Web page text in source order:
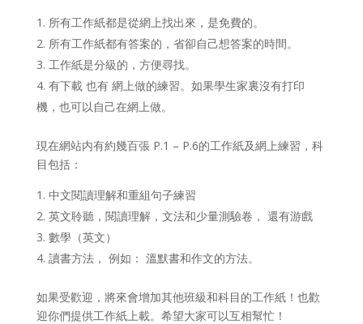
所有工作紙都是從網上找出來，是免費的。
所有工作紙都有答案的，省卻自己想答案的時間。
工作紙是分級的，方便尋找。
有下載 也有 網上做的練習。如果學生家裏沒有打印
機，也可以自己在網上做。
現在網站内有約幾百張 P.1 – P.6的工作紙及網上練習，科
目包括：
中文閱讀理解和重組句子練習
英文聆聽，閱讀理解，文法和少量測驗卷， 還有游戲
數學（英文）
讀書方法， 例如： 溫默書和作文的方法。
如果受歡迎，將來會增加其他班級和科目的工作紙！也歡
迎你們提供工作紙上載。希望大家可以互相幫忙！